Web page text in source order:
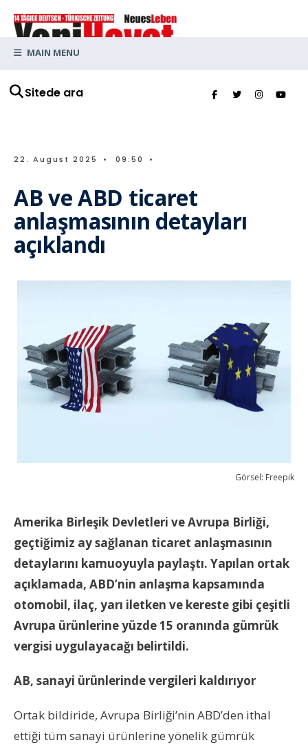
Sitede ara
MAIN MENU
22. August 2025 • 09:50 •
AB ve ABD ticaret
anlaşmasının detayları
açıklandı
Görsel: Freepik
Amerika Birleşik Devletleri ve Avrupa Birliği,
geçtiğimiz ay sağlanan ticaret anlaşmasının
detaylarını kamuoyuyla paylaştı. Yapılan ortak
açıklamada, ABD’nin anlaşma kapsamında
otomobil, ilaç, yarı iletken ve kereste gibi çeşitli
Avrupa ürünlerine yüzde 15 oranında gümrük
vergisi uygulayacağı belirtildi.
AB, sanayi ürünlerinde vergileri kaldırıyor
Ortak bildiride, Avrupa Birliği’nin ABD’den ithal
ettiği tüm sanayi ürünlerine yönelik gümrük